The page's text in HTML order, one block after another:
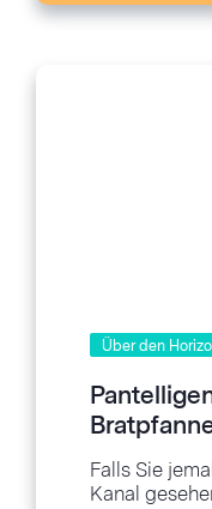
Über den
Falls Sie
Kanal